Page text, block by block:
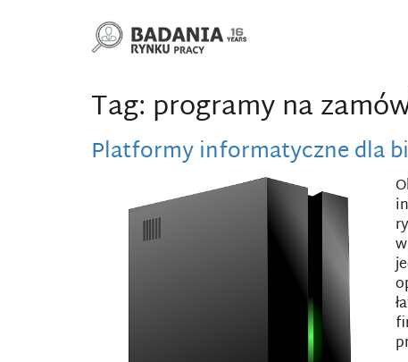
Tag: programy na
Platformy informatyczne dla